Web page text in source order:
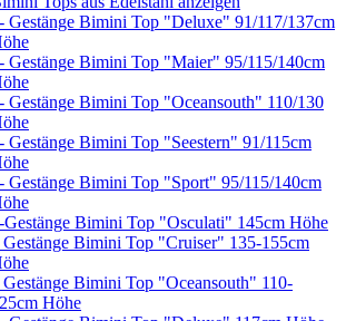
Gestänge Bimini Top "Deluxe" 91/117/137cm
Gestänge Bimini Top "Maier" 95/115/140cm
Gestänge Bimini Top "Oceansouth" 110/130
Gestänge Bimini Top "Seestern" 91/115cm
Gestänge Bimini Top "Sport" 95/115/140cm
Gestänge Bimini Top "Osculati" 145cm Höhe
Gestänge Bimini Top "Cruiser" 135-155cm
Gestänge Bimini Top "Oceansouth" 110-
Höhe